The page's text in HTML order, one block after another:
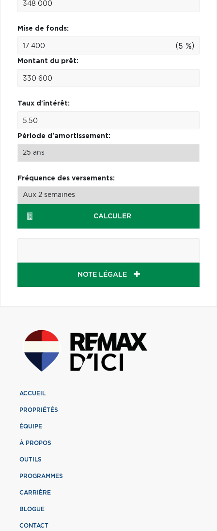
Mise de fonds:
(5 %)
Montant du prêt:
Taux d'intérêt:
Période d'amortissement:
Fréquence des versements:
CALCULER
NOTE LÉGALE
ACCUEIL
PROPRIÉTÉS
ÉQUIPE
À PROPOS
OUTILS
PROGRAMMES
CARRIÈRE
BLOGUE
CONTACT